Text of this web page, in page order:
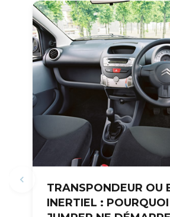
TRANSPONDEUR OU
INERTIEL :